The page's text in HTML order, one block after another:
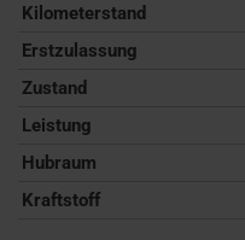
Kilometerstand
Erstzulassung
Zustand
Leistung
Hubraum
Kraftstoff